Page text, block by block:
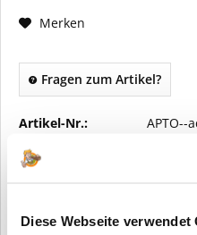
Diese Webseite verwendet
Merken
Fragen zum Artikel?
Artikel-Nr.: APTO--
Vorteile